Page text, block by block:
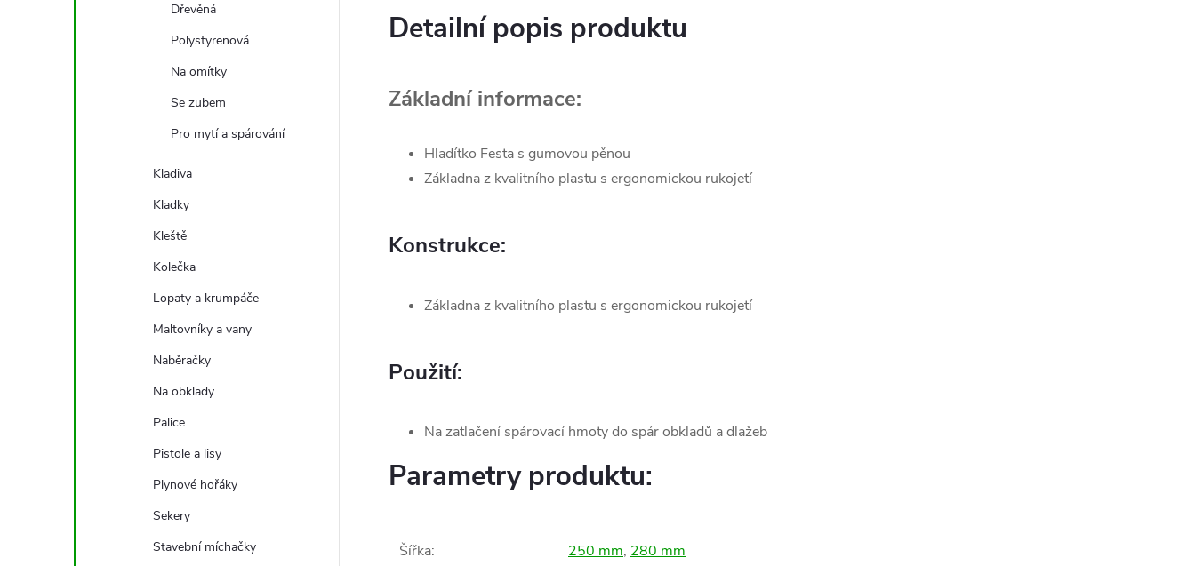
Dřevěná
Polystyrenová
Na omítky
Se zubem
Pro mytí a spárování
Kladiva
Kladky
Kleště
Kolečka
Lopaty a krumpáče
Maltovníky a vany
Naběračky
Na obklady
Palice
Pistole a lisy
Plynové hořáky
Sekery
Stavební míchačky
Detailní popis produktu
Základní informace:
Hladítko Festa s gumovou pěnou
Základna z kvalitního plastu s ergonomickou rukojetí
Konstrukce:
Základna z kvalitního plastu s ergonomickou rukojetí
Použití:
Na zatlačení spárovací hmoty do spár obkladů a dlažeb
Parametry produktu:
Šířka: 250 mm, 280 mm